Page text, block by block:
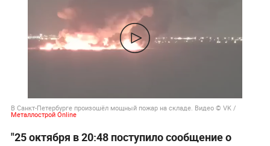
В Санкт-Петербурге произошёл мощный пожар на складе. Видео © VK /
Металлострой Online
"25 октября в 20:48 поступило сообщение о